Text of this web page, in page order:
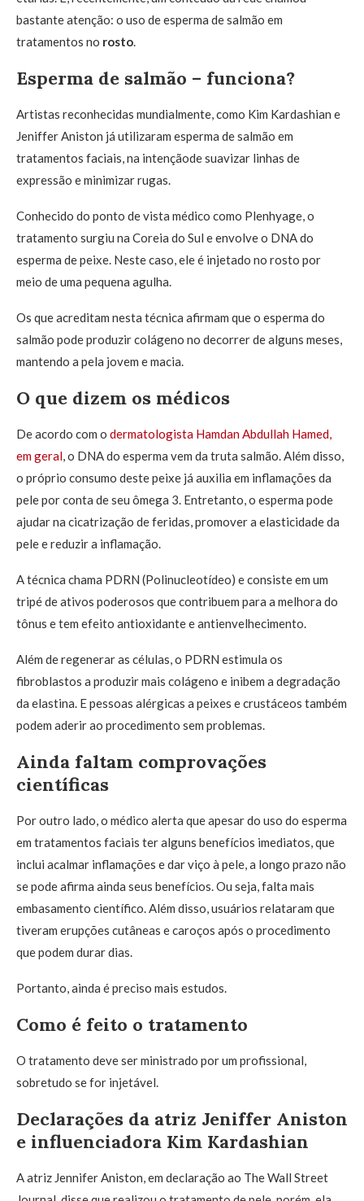
bastante atenção: o uso de esperma de salmão em
tratamentos no rosto.
Esperma de salmão – funciona?
Artistas reconhecidas mundialmente, como Kim Kardashian e
Jeniffer Aniston já utilizaram esperma de salmão em
tratamentos faciais, na intençãode suavizar linhas de
expressão e minimizar rugas.
Conhecido do ponto de vista médico como Plenhyage, o
tratamento surgiu na Coreia do Sul e envolve o DNA do
esperma de peixe. Neste caso, ele é injetado no rosto por
meio de uma pequena agulha.
Os que acreditam nesta técnica afirmam que o esperma do
salmão pode produzir colágeno no decorrer de alguns meses,
mantendo a pela jovem e macia.
O que dizem os médicos
De acordo com o dermatologista Hamdan Abdullah Hamed,
em geral, o DNA do esperma vem da truta salmão. Além disso,
o próprio consumo deste peixe já auxilia em inflamações da
pele por conta de seu ômega 3. Entretanto, o esperma pode
ajudar na cicatrização de feridas, promover a elasticidade da
pele e reduzir a inflamação.
A técnica chama PDRN (Polinucleotídeo) e consiste em um
tripé de ativos poderosos que contribuem para a melhora do
tônus e tem efeito antioxidante e antienvelhecimento.
Além de regenerar as células, o PDRN estimula os
fibroblastos a produzir mais colágeno e inibem a degradação
da elastina. E pessoas alérgicas a peixes e crustáceos também
podem aderir ao procedimento sem problemas.
Ainda faltam comprovações
científicas
Por outro lado, o médico alerta que apesar do uso do esperma
em tratamentos faciais ter alguns benefícios imediatos, que
inclui acalmar inflamações e dar viço à pele, a longo prazo não
se pode afirma ainda seus benefícios. Ou seja, falta mais
embasamento científico. Além disso, usuários relataram que
tiveram erupções cutâneas e caroços após o procedimento
que podem durar dias.
Portanto, ainda é preciso mais estudos.
Como é feito o tratamento
O tratamento deve ser ministrado por um profissional,
sobretudo se for injetável.
Declarações da atriz Jeniffer Aniston
e influenciadora Kim Kardashian
A atriz Jennifer Aniston, em declaração ao The Wall Street